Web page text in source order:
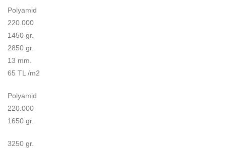
Polyamid
220.000
1450 gr.
2850 gr.
13 mm.
65 TL /m2
Polyamid
220.000
1650 gr.
3250 gr.